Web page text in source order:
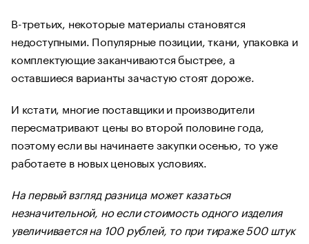
В-третьих, некоторые материалы становятся
недоступными. Популярные позиции, ткани, упаковка и
комплектующие заканчиваются быстрее, а
оставшиеся варианты зачастую стоят дороже.
И кстати, многие поставщики и производители
пересматривают цены во второй половине года,
поэтому если вы начинаете закупки осенью, то уже
работаете в новых ценовых условиях.
На первый взгляд разница может казаться
незначительной, но если стоимость одного изделия
увеличивается на 100 рублей, то при тираже 500 штук